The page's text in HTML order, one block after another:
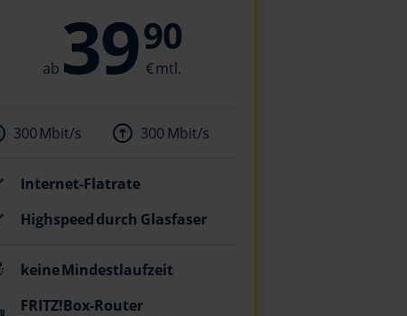
3990
300 Mbit/s 300 Mbit/s
Internet-Flatrate
Highspeed durch Glasfaser
keine Mindestlaufzeit
FRITZ!Box-Router